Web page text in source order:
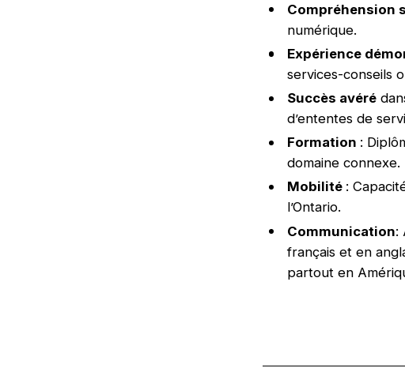
Compréhension
numérique.
Expérience
services-conseils
Succès avéré
d’ententes de
Formation :
domaine connexe.
Mobilité :
l’Ontario.
Communication:
français et en
partout en